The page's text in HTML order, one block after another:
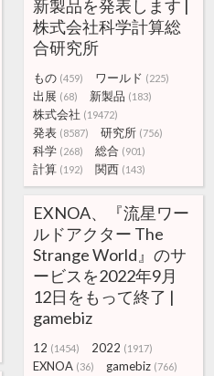
新製品を発表します |
株式会社科学計算総
合研究所
もの (459) ワールド (225)
出展 (68) 新製品 (183)
株式会社 (19472)
発表 (8587) 研究所 (756)
科学 (268) 総合 (901)
計算 (192) 関西 (143)
EXNOA、『流星ワー
ルドアクター The
Strange World』のサ
ービスを2022年9月
12日をもって終了 |
gamebiz
12 (1454) 2022 (1917)
EXNOA (36) gamebiz (766)